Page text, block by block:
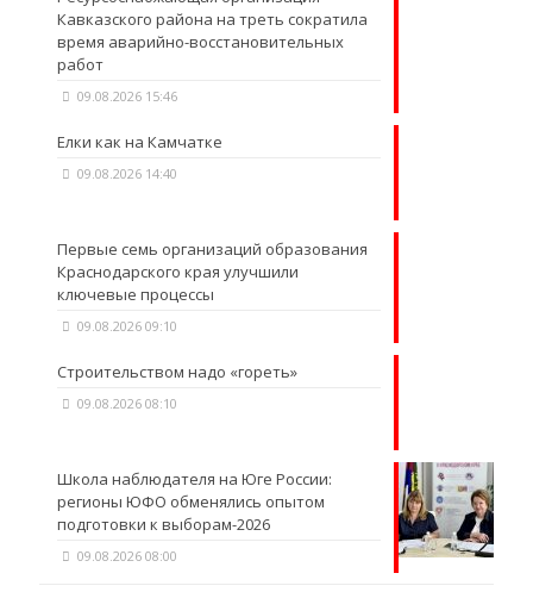
Кавказского района на треть сократила
время аварийно-восстановительных
работ
09.08.2026 15:46
Елки как на Камчатке
09.08.2026 14:40
Первые семь организаций образования
Краснодарского края улучшили
ключевые процессы
09.08.2026 09:10
Строительством надо «гореть»
09.08.2026 08:10
Школа наблюдателя на Юге России:
регионы ЮФО обменялись опытом
подготовки к выборам-2026
09.08.2026 08:00